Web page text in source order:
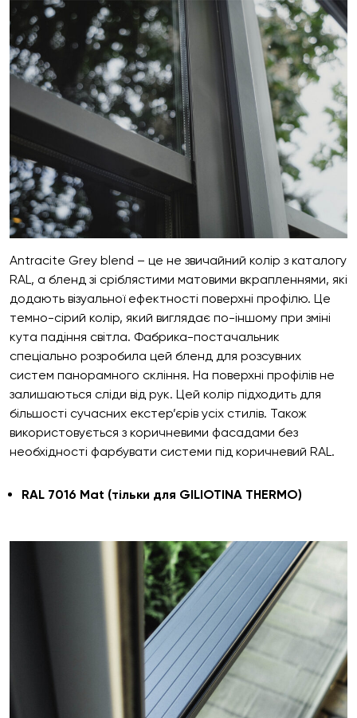
Antracite Grey blend – це не звичайний колір з каталогу
RAL, а бленд зі сріблястими матовими вкрапленнями, які
додають візуальної ефектності поверхні профілю. Це
темно-сірий колір, який виглядає по-іншому при зміні
кута падіння світла. Фабрика-постачальник
спеціально розробила цей бленд для розсувних
систем панорамного скління. На поверхні профілів не
залишаються сліди від рук. Цей колір підходить для
більшості сучасних екстер’єрів усіх стилів. Також
використовується з коричневими фасадами без
необхідності фарбувати системи під коричневий RAL.
RAL 7016 Mat (тільки для GILIOTINA THERMO)